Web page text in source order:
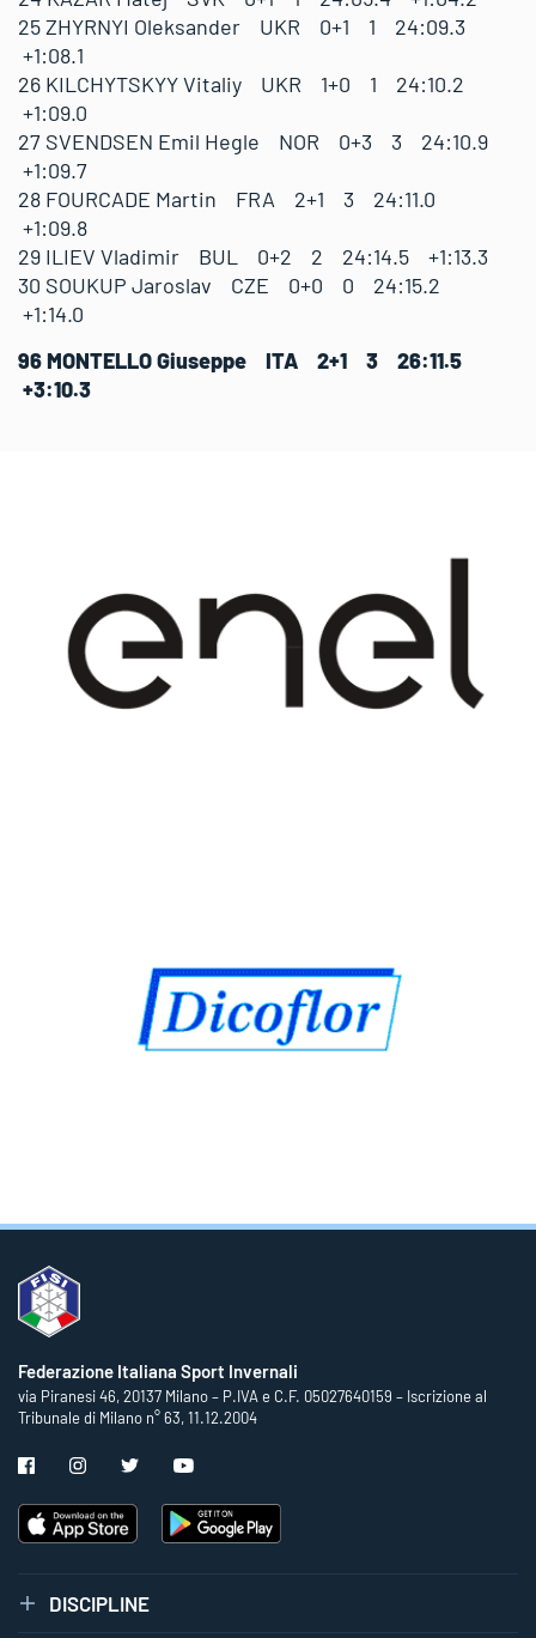
25 ZHYRNYI Oleksander UKR 0+1 1 24:09.3
+1:08.1
26 KILCHYTSKYY Vitaliy UKR 1+0 1 24:10.2
+1:09.0
27 SVENDSEN Emil Hegle NOR 0+3 3 24:10.9
+1:09.7
28 FOURCADE Martin FRA 2+1 3 24:11.0
+1:09.8
29 ILIEV Vladimir BUL 0+2 2 24:14.5 +1:13.3
30 SOUKUP Jaroslav CZE 0+0 0 24:15.2
+1:14.0
96 MONTELLO Giuseppe ITA 2+1 3 26:11.5
+3:10.3
Federazione Italiana Sport Invernali
via Piranesi 46, 20137 Milano – P.IVA e C.F. 05027640159 – Iscrizione al
Tribunale di Milano n° 63, 11.12.2004
DISCIPLINE